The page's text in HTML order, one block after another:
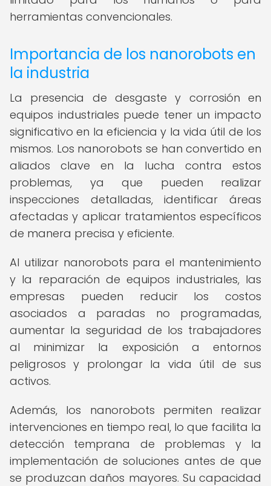
herramientas convencionales.
Importancia de los nanorobots en
la industria
La presencia de desgaste y corrosión en
equipos industriales puede tener un impacto
significativo en la eficiencia y la vida útil de los
mismos. Los nanorobots se han convertido en
aliados clave en la lucha contra estos
problemas, ya que pueden realizar
inspecciones detalladas, identificar áreas
afectadas y aplicar tratamientos específicos
de manera precisa y eficiente.
Al utilizar nanorobots para el mantenimiento
y la reparación de equipos industriales, las
empresas pueden reducir los costos
asociados a paradas no programadas,
aumentar la seguridad de los trabajadores
al minimizar la exposición a entornos
peligrosos y prolongar la vida útil de sus
activos.
Además, los nanorobots permiten realizar
intervenciones en tiempo real, lo que facilita la
detección temprana de problemas y la
implementación de soluciones antes de que
se produzcan daños mayores. Su capacidad